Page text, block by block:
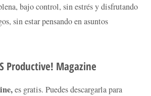
bajo control, sin estrés y disfrutando
sin estar pensando en asuntos
Productive! Magazine
es gratis. Puedes descargarla para